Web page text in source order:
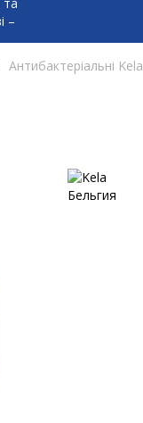
Антибактеріальні